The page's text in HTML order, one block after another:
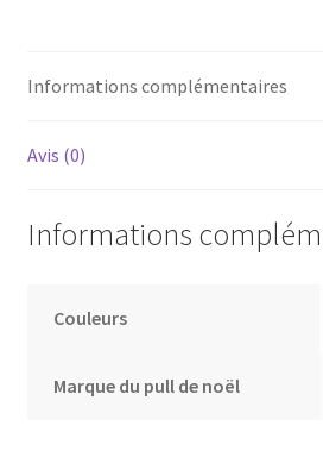
Informations complémentaires
Avis (0)
Informations
Couleurs
Marque du pull de noël